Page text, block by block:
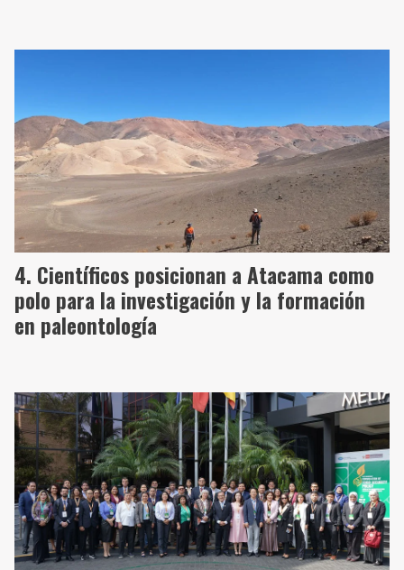
Científicos posicionan a Atacama como
polo para la investigación y la formación
en paleontología